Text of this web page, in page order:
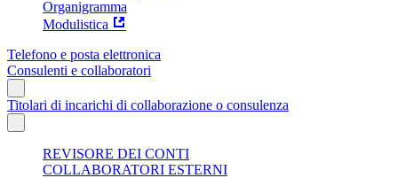
Organigramma
Modulistica
Telefono e posta elettronica
Consulenti e collaboratori
Titolari di incarichi di collaborazione o consulenza
REVISORE DEI CONTI
COLLABORATORI ESTERNI